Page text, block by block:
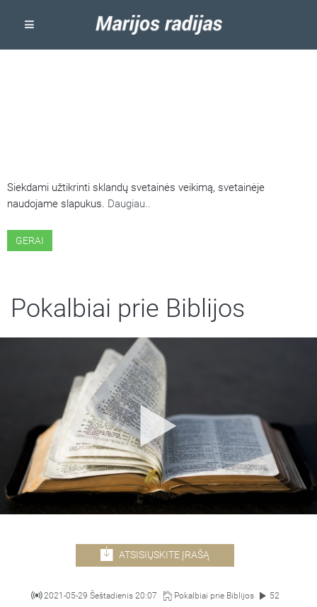
Siekdami užtikrinti sklandų svetainės veikimą, svetainėje
naudojame slapukus. Daugiau..
GERAI
Pokalbiai prie Biblijos
ATSISIŲSKITE ĮRAŠĄ
2021-05-29 Šeštadienis 20:07 Pokalbiai prie Biblijos 52